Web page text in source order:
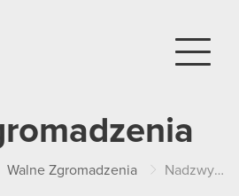
Walne Zgromadzenia Nadzwyczajne Walne Zgromadzenie Akcjonariuszy – 19 stycznia 2010 r.